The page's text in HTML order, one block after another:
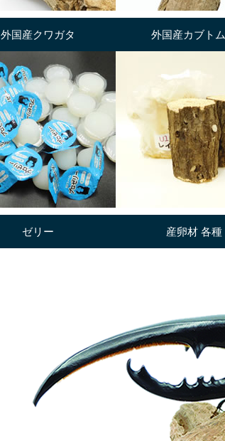
外国産クワガタ 外国産カブト
ゼリー 産卵材 各種